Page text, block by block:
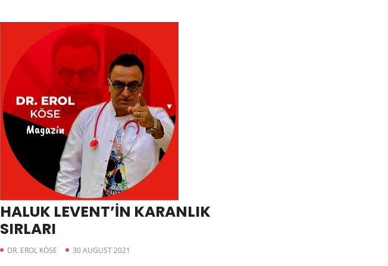
HALUK LEVENT’İN KARANLIK
SIRLARI
DR. EROL KÖSE 30 AUGUST 2021